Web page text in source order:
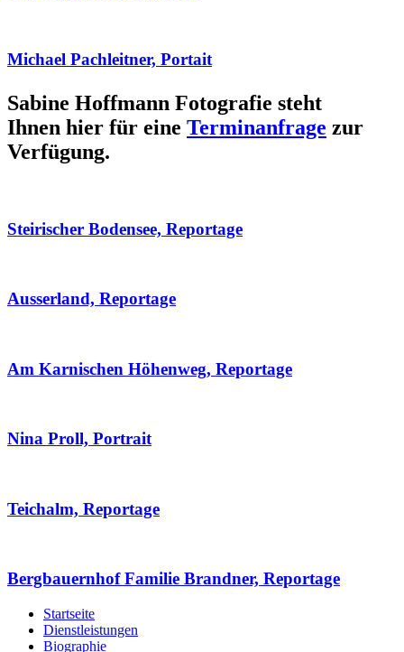
Michael Pachleitner, Portait
Sabine Hoffmann Fotografie steht
Ihnen hier für eine Terminanfrage zur
Verfügung.
Steirischer Bodensee, Reportage
Ausserland, Reportage
Am Karnischen Höhenweg, Reportage
Nina Proll, Portrait
Teichalm, Reportage
Bergbauernhof Familie Brandner, Reportage
Startseite
Dienstleistungen
Biographie